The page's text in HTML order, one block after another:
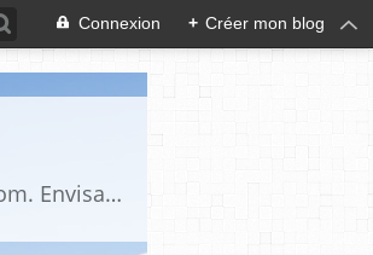
Connexion + Créer mon blog
Blog d'étude critique et académique du fait maçonnique, complémentaire de la revue du même nom. Envisage la Franc-Maçonnerie comme un univers culturel dont l’étude nécessite d’employer les outils des sciences humaines, de procéder à une nette séparation du réel et du légendaire et de procéder à la prise en compte de ce légendaire comme un fait social et historique.